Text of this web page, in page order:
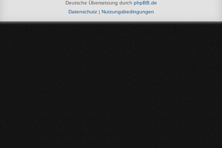
Deutsche Übersetzung durch phpBB.de
Datenschutz| Nutzungsbedingungen